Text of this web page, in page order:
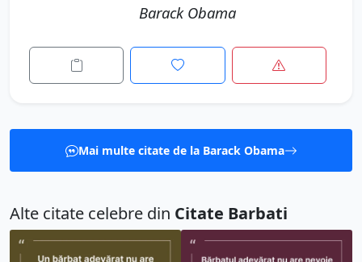
Barack Obama
Mai multe citate de la Barack Obama
Alte citate celebre din Citate Barbati